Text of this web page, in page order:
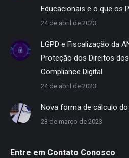
Educacionais e o que os
24 de abril de 2023
LGPD e Fiscalização da
Proteção dos Direitos
Compliance Digital
24 de abril de 2023
Nova forma de cálculo
23 de março de 2023
Entre em Contato Conosco